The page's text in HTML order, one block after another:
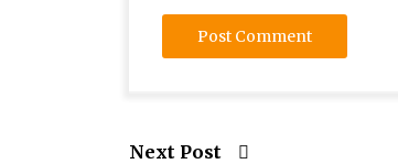
Next Post